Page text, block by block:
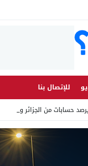
للإتصال بنا
حسابات من الجزائر وأرقاما بـ _